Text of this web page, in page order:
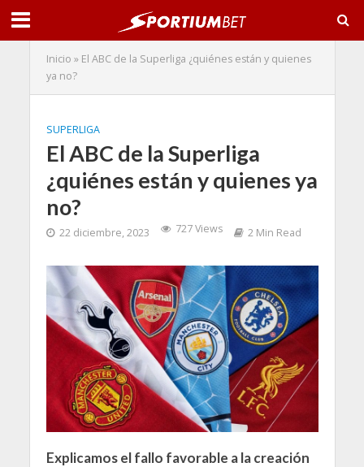
Inicio » El ABC de la Superliga ¿quiénes están y quienes
ya no?
SUPERLIGA
El ABC de la Superliga
¿quiénes están y quienes ya
no?
22 diciembre, 2023 727 Views 2 Min Read
Explicamos el fallo favorable a la creación